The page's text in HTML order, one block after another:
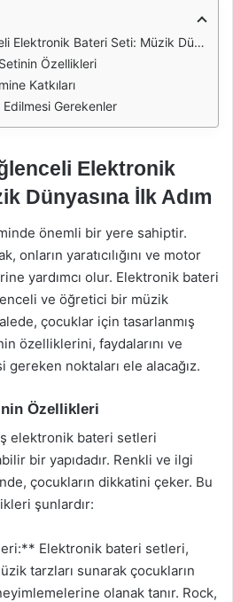
Bateri Seti: Müzik Dünyasına İlk Adım
Özellikleri
Katkıları
Gerekenler
Elektronik
Dünyasına İlk Adım
önemli bir yere sahiptir.
onların yaratıcılığını ve motor
yardımcı olur. Elektronik bateri
ve öğretici bir müzik
çocuklar için tasarlanmış
özelliklerini, faydalarını ve
noktaları ele alacağız.
Özellikleri
elektronik bateri setleri
bir yapıdadır. Renkli ve ilgi
çocukların dikkatini çeker. Bu
şunlardır:
Elektronik bateri setleri,
tarzları sunarak çocukların
olanak tanır. Rock,